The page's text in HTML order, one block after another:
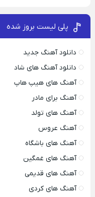
پلی لیست بروز شده
دانلود آهنگ جدید
دانلود آهنگ های شاد
آهنگ های هیپ هاپ
آهنگ برای مادر
آهنگ های تولد
آهنگ عروس
آهنگ های باشگاه
آهنگ های غمگین
آهنگ های قدیمی
آهنگ های کردی